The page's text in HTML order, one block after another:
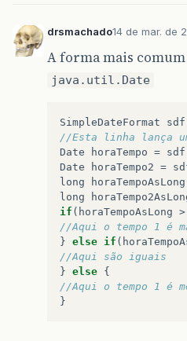
drsmachado14 de mar. de
A forma mais
java.util.Date
SimpleDateFormat sdf
//Esta linha lança
Date
horaTempo = sdf
Date
horaTempo2 =
long
horaTempoAsLong
long
if ( horaTempoAsLong >
//Aqui o tempo 1 é
} else if (
//Aqui são iguais
} else {
//Aqui o tempo 1 é
}